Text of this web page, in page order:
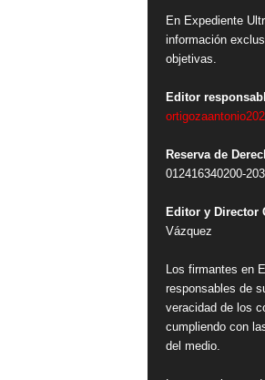
En Expediente
información
objetivas.
Editor
Reserva de
012416340200-203
Editor y Director
Vázquez
Los firmantes en
responsables de
veracidad de los
cumpliendo con
del medio.